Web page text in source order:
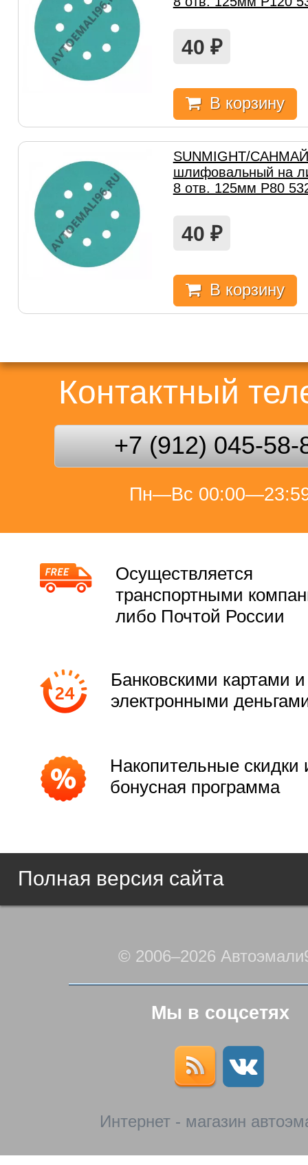
40 ₽
В корзину
SUNMIGHT/
шлифовальный на
8 отв. 125мм Р80
40 ₽
В корзину
Контактный
+7 (912) 045-58-
Пн—Вс
Осуществляется
транспортными
либо Почтой России
Банковскими картами и
электронными
Накопительные скидки
бонусная программа
Полная версия сайта
© 2006–2026
Мы в соцсетях
Интернет - магазин